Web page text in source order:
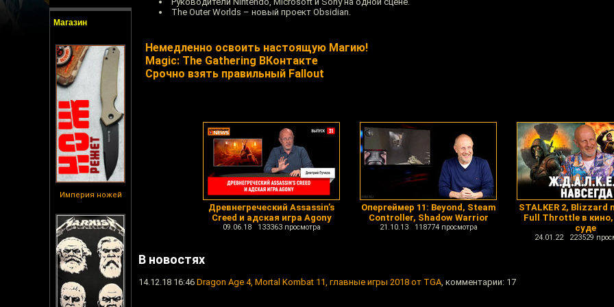
Магазин
Империя ножей
The Outer Worlds – новый проект Obsidian.
Немедленно освоить настоящую Магию!
Magic: The Gathering ВКонтакте
Срочно взять правильный Fallout
Древнегреческий Assassin’s
Creed и адская игра Agony
09.06.18 133363 просмотра
Опергеймер 11: Beyond, Steam
Controller, Shadow Warrior
21.10.13 118774 просмотра
STALKER 2, Blizzard
Full Throttle в кино,
суде
24.01.22 223529
В новостях
14.12.18 16:46 Dragon Age 4, Mortal Kombat 11, главные игры 2018 от TGA, комментарии: 17